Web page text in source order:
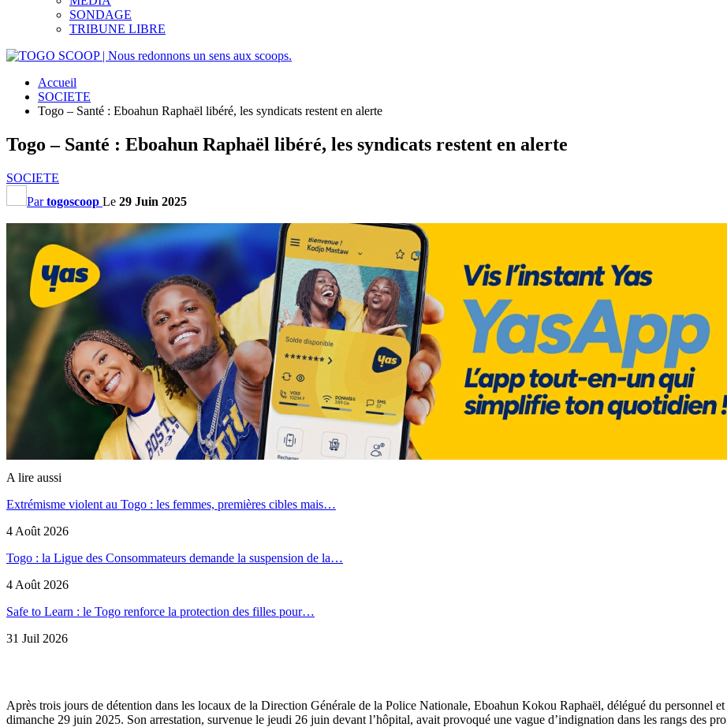
SONDAGE
TRIBUNE LIBRE
Accueil
SOCIETE
Togo – Santé : Eboahun Raphaël libéré, les syndicats restent en alerte
Togo – Santé : Eboahun Raphaël libéré, les syndicats restent en alerte
SOCIETE
Partogoscoop Le 29 Juin 2025
A lire aussi
Extrémisme violent au Togo : les femmes, premières cibles mais…
4 Août 2026
Togo : la Ligue des Consommateurs demande la suspension de la…
4 Août 2026
Safe to Learn : le Togo renforce la protection des filles pour…
31 Juil 2026
Après trois jours de détention dans les locaux de la Direction Générale de la Police Nationale, Eboahun Kokou Raphaël, délégué du personnel
dimanche 29 juin 2025. Son arrestation, survenue le jeudi 26 juin devant l’hôpital, avait provoqué une vague d’indignation dans les rangs des